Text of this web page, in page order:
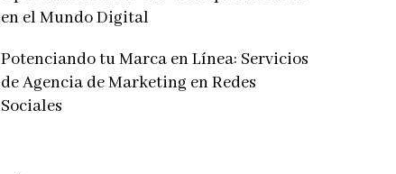
en el Mundo Digital
Potenciando tu Marca en Línea: Servicios
de Agencia de Marketing en Redes
Sociales